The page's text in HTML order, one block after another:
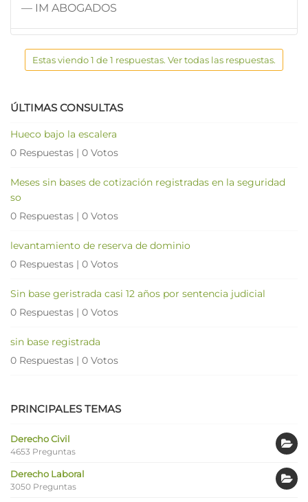
— IM ABOGADOS
Estas viendo 1 de 1 respuestas. Ver todas las respuestas.
ÚLTIMAS CONSULTAS
Hueco bajo la escalera
0 Respuestas | 0 Votos
Meses sin bases de cotización registradas en la seguridad
so
0 Respuestas | 0 Votos
levantamiento de reserva de dominio
0 Respuestas | 0 Votos
Sin base geristrada casi 12 años por sentencia judicial
0 Respuestas | 0 Votos
sin base registrada
0 Respuestas | 0 Votos
PRINCIPALES TEMAS
Derecho Civil
4653 Preguntas
Derecho Laboral
3050 Preguntas